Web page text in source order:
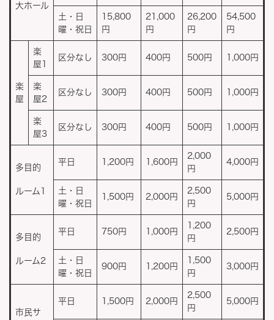
大ホール
土・日
曜・祝日
15,800
円
21,000
円
26,200
円
54,500
円
楽
屋
楽
屋1
区分なし 300円 400円 500円 1,000円
楽
屋2
区分なし 300円 400円 500円 1,000円
楽
屋3
区分なし 300円 400円 500円 1,000円
多目的
ルーム1
平日 1,200円 1,600円
2,000
円
4,000円
土・日
曜・祝日
1,500円 2,000円
2,500
円
5,000円
多目的
ルーム2
平日 750円 1,000円
1,200
円
2,500円
土・日
曜・祝日
900円 1,200円
1,500
円
3,000円
市民サ
平日 1,500円 2,000円
2,500
円
5,000円